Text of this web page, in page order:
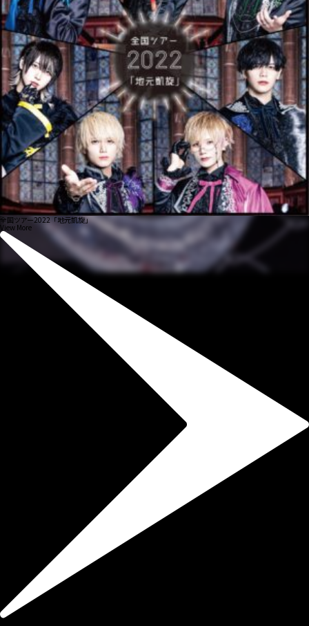
全国ツアー2022「地元凱旋」
View More